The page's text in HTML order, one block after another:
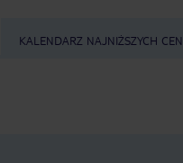
KALENDARZ NAJNIŻSZYCH CEN